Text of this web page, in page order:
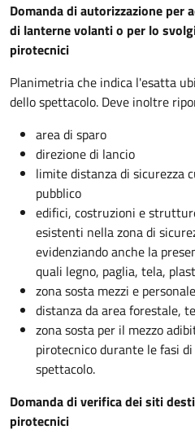
Domanda di autorizzazione per
di lanterne volanti o per lo
pirotecnici
Planimetria che indica l'esatta
dello spettacolo. Deve inoltre
area di sparo
direzione di lancio
limite distanza di sicurezza
pubblico
edifici, costruzioni e
esistenti nella zona di
evidenziando anche la
quali legno, paglia, tela,
zona sosta mezzi e
distanza da area forestale,
zona sosta per il mezzo
pirotecnico durante le fasi
spettacolo.
Domanda di verifica dei siti
pirotecnici